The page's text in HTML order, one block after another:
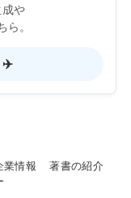
や
。
✈️
業情報
著書の紹介